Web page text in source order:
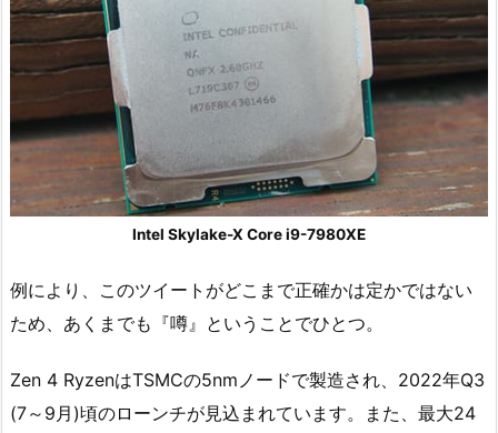
Intel Skylake-X Core i9-7980XE
例により、このツイートがどこまで正確かは定かではない
ため、あくまでも『噂』ということでひとつ。
Zen 4 RyzenはTSMCの5nmノードで製造され、2022年Q3
(7～9月)頃のローンチが見込まれています。また、最大24